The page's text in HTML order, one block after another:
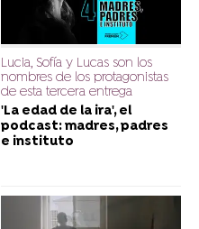
Lucia, Sofía y Lucas son los
nombres de los protagonistas
de esta tercera entrega
'La edad de la ira', el
podcast: madres, padres
e instituto